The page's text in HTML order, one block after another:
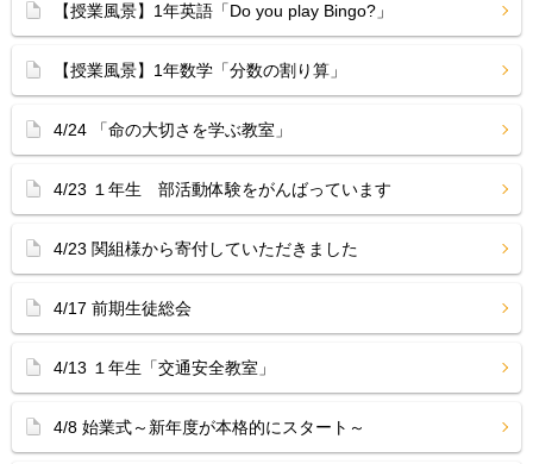
【授業風景】1年英語「Do you play Bingo?」
【授業風景】1年数学「分数の割り算」
4/24 「命の大切さを学ぶ教室」
4/23 １年生 部活動体験をがんばっています
4/23 関組様から寄付していただきました
4/17 前期生徒総会
4/13 １年生「交通安全教室」
4/8 始業式～新年度が本格的にスタート～